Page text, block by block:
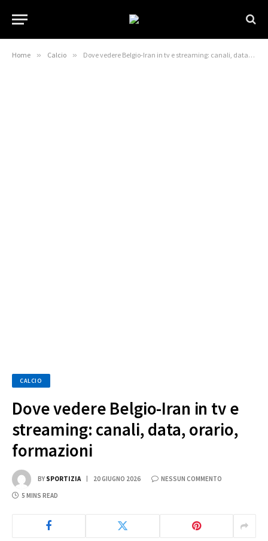
Home » Calcio » Dove vedere Belgio-Iran in tv e streaming: canali, data, orario, formazioni
CALCIO
Dove vedere Belgio-Iran in tv e
streaming: canali, data, orario,
formazioni
BY SPORTIZIA 20 GIUGNO 2026 NESSUN COMMENTO
5 MINS READ